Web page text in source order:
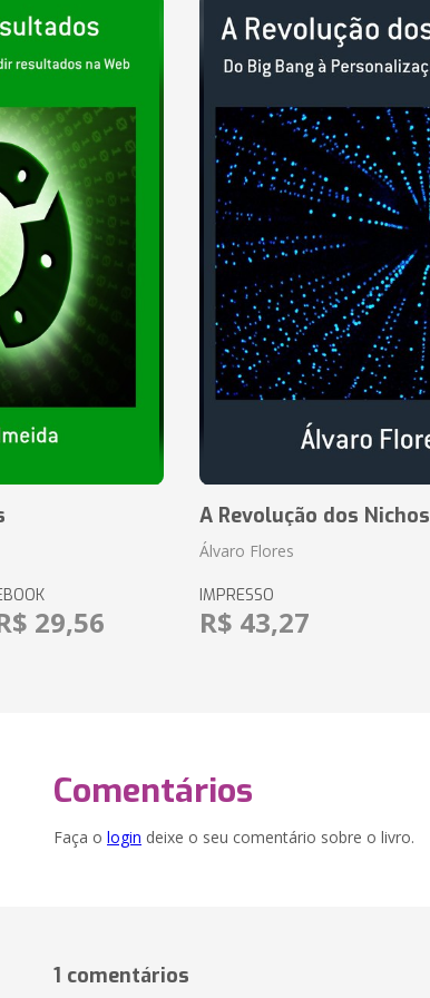
29,56
A Revolução dos Nichos
Álvaro Flores
IMPRESSO
R$ 43,27
Comentários
Faça o login deixe o seu comentário sobre o livro.
1 comentários